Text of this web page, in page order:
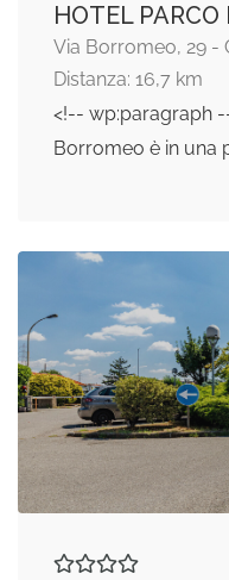
HOTEL PARCO
Via Borromeo, 29 -
Distanza: 16,7 km
<!-- wp:paragraph
Borromeo è in una